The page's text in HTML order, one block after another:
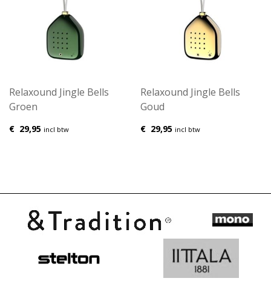
Relaxound Jingle Bells
Groen
€ 29,95 incl btw
Relaxound Jingle Bells
Goud
€ 29,95 incl btw